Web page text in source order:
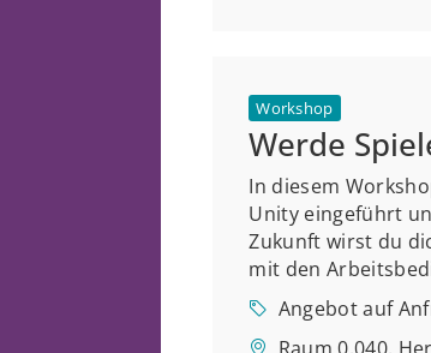
Workshop
Werde
In diesem
Unity eingeführt
Zukunft wirst du
mit den
Angebot auf